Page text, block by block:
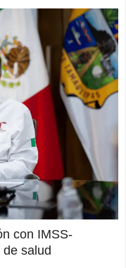
con IMSS-
salud